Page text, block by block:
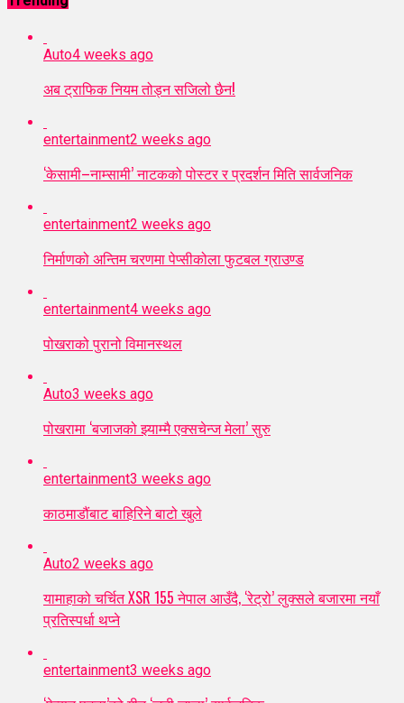
Auto4 weeks ago
अब ट्राफिक नियम तोड्न सजिलो छैन!
entertainment2 weeks ago
‘केसामी–नाम्सामी’ नाटकको पोस्टर र प्रदर्शन मिति सार्वजनिक
entertainment2 weeks ago
निर्माणको अन्तिम चरणमा पेप्सीकोला फुटबल ग्राउण्ड
entertainment4 weeks ago
पोखराको पुरानो विमानस्थल
Auto3 weeks ago
पोखरामा ‘बजाजको झ्याम्मै एक्सचेन्ज मेला’ सुरु
entertainment3 weeks ago
काठमाडौंबाट बाहिरिने बाटो खुले
Auto2 weeks ago
यामाहाको चर्चित XSR 155 नेपाल आउँदै, ‘रेट्रो’ लुक्सले बजारमा नयाँ
प्रतिस्पर्धा थप्ने
entertainment3 weeks ago